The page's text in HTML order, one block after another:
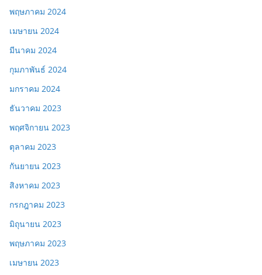
พฤษภาคม 2024
เมษายน 2024
มีนาคม 2024
กุมภาพันธ์ 2024
มกราคม 2024
ธันวาคม 2023
พฤศจิกายน 2023
ตุลาคม 2023
กันยายน 2023
สิงหาคม 2023
กรกฎาคม 2023
มิถุนายน 2023
พฤษภาคม 2023
เมษายน 2023